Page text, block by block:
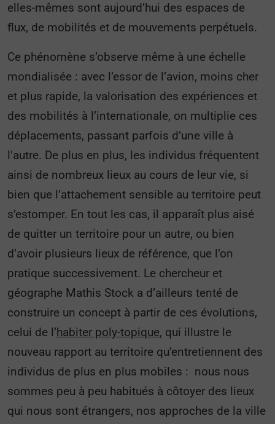
elles-mêmes sont aujourd’hui des espaces de
flux, de mobilités et de mouvements perpétuels.
Ce phénomène s’observe même à une échelle
mondialisée : avec l’essor de l’avion, moins cher
et plus rapide, la valorisation des expériences et
des mobilités à l’internationale, on multiplie ces
déplacements, passant parfois d’une ville à
l’autre. De plus en plus, les individus fréquentent
ainsi de nombreux lieux au cours de leur vie, si
bien que l’attachement sensible au territoire peut
s’estomper. En tout les cas, il apparaît plus aisé
de quitter un territoire pour un autre, ou bien
d’avoir plusieurs lieux de référence, que l’on
pratique successivement. Le chercheur et
géographe Mathis Stock a d’ailleurs tenté de
construire un concept à partir de ces évolutions,
celui de l’habiter poly-topique, qui illustre le
nouveau rapport au territoire qu’entretiennent des
individus de plus en plus mobiles : nous nous
sommes peu à peu habitués à côtoyer des lieux
qui nous sont étrangers, nos approches de la ville